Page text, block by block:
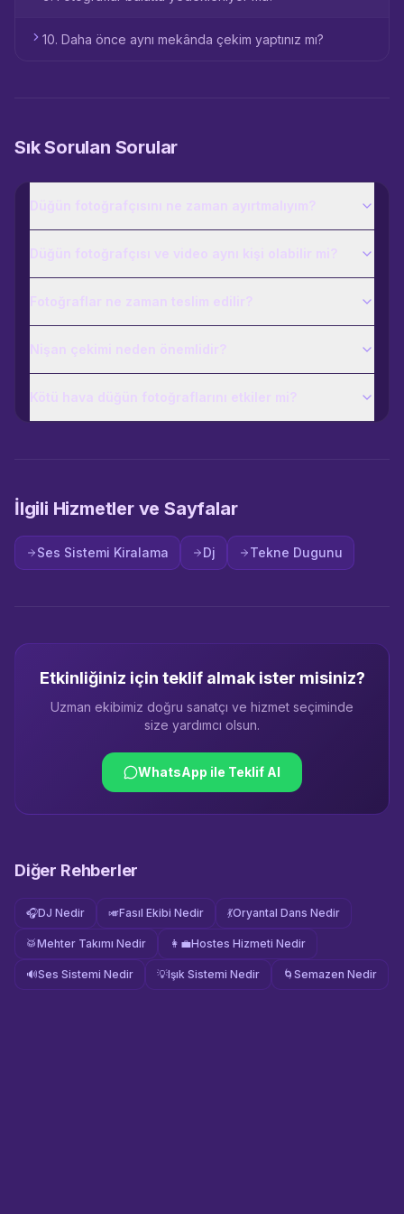
10. Daha önce aynı mekânda çekim yaptınız mı?
Sık Sorulan Sorular
Düğün fotoğrafçısını ne zaman ayırtmalıyım?
Düğün fotoğrafçısı ve video aynı kişi olabilir mi?
Fotoğraflar ne zaman teslim edilir?
Nişan çekimi neden önemlidir?
Kötü hava düğün fotoğraflarını etkiler mi?
İlgili Hizmetler ve Sayfalar
Ses Sistemi Kiralama Dj Tekne Dugunu
Etkinliğiniz için teklif almak ister misiniz?
Uzman ekibimiz doğru sanatçı ve hizmet seçiminde
size yardımcı olsun.
WhatsApp ile Teklif Al
Diğer Rehberler
🎧DJ Nedir 🎺Fasıl Ekibi Nedir 💃Oryantal Dans Nedir
🥁Mehter Takımı Nedir 👩‍💼Hostes Hizmeti Nedir
🔊Ses Sistemi Nedir 💡Işık Sistemi Nedir 🌀 Semazen Nedir